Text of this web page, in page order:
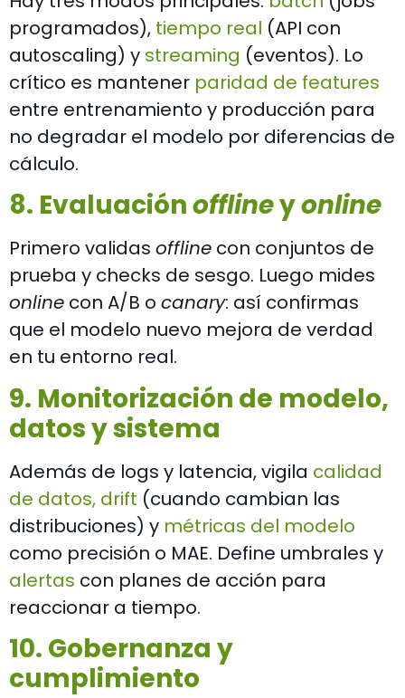
programados), tiempo real (API con
autoscaling) y streaming (eventos). Lo
crítico es mantener paridad de features
entre entrenamiento y producción para
no degradar el modelo por diferencias de
cálculo.
8. Evaluaciónofflineyonline
Primero validas offline con conjuntos de
prueba y checks de sesgo. Luego mides
online con A/B o canary: así confirmas
que el modelo nuevo mejora de verdad
en tu entorno real.
9. Monitorización de modelo,
datos y sistema
Además de logs y latencia, vigila calidad
de datos, drift (cuando cambian las
distribuciones) y métricas del modelo
como precisión o MAE. Define umbrales y
alertas con planes de acción para
reaccionar a tiempo.
10. Gobernanza y
cumplimiento